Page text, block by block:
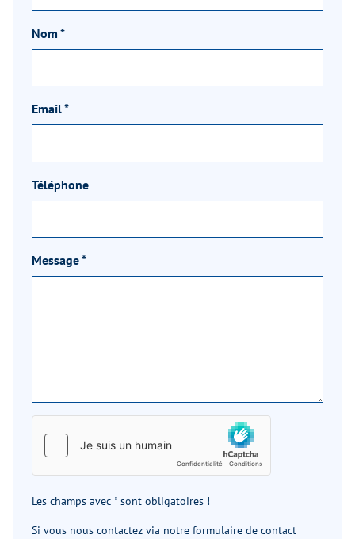
Nom *
Email*
Téléphone
Message*
Les champs avec * sont obligatoires !
Si vous nous contactez via notre formulaire de contact